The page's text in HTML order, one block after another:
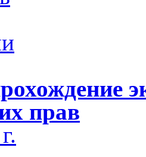
прав